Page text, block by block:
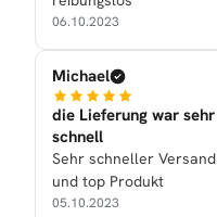
06.10.2023
Michael
die Lieferung war sehr
schnell
Sehr schneller Versand
und top Produkt
05.10.2023